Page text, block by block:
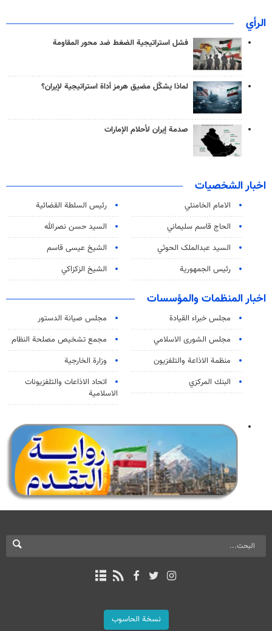
الرأي
فشل استراتيجية الضغط ضد محور المقاومة
لماذا يشكّل مضيق هرمز أداة استراتيجية لإيران؟
صدمة إيران لأحلام الإمارات
اخبار الشخصيات
الامام الخامنئي
رئیس السلطة القضائیة
الحاج قاسم سليماني
السيد حسن نصرالله
السید عبدالملک الحوثي
الشيخ عيسى قاسم
رئيس الجمهورية
الشيخ الزكزاكي
اخبار المنظمات والمؤسسات
مجلس خبراء القيادة
مجلس صيانة الدستور
مجلس الشورى الاسلامي
مجمع تشخيص مصلحة النظام
منظمة الاذاعة والتلفزیون
وزارة الخارجية
البنك المركزي
اتحاد الاذاعات والتلفزيونات
الاسلامية
نسخة الحاسوب